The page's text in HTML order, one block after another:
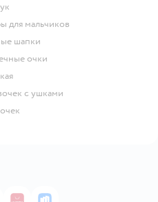
для мальчиков
шапки
очки
с ушками